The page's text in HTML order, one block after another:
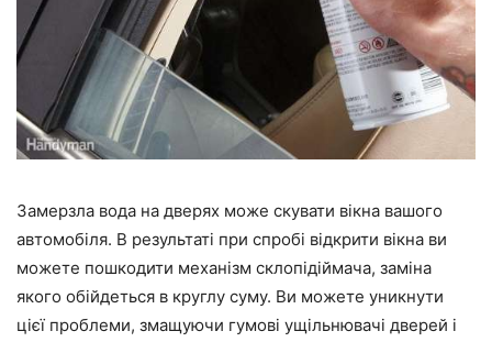
Замерзла вода на дверях може скувати вікна вашого
автомобіля. В результаті при спробі відкрити вікна ви
можете пошкодити механізм склопідіймача, заміна
якого обійдеться в круглу суму. Ви можете уникнути
цієї проблеми, змащуючи гумові ущільнювачі дверей і